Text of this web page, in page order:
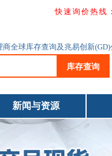
快速询价热线
全球库存查询及兆易创新
库存查询
新闻与资源